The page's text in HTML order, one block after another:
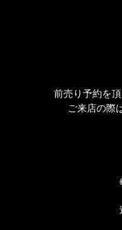
前売り予約を
ご来店の際